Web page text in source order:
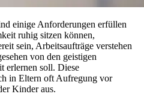
einige Anforderungen erfüllen
ruhig sitzen können,
sein, Arbeitsaufträge verstehen
von den geistigen
erlernen soll. Diese
in Eltern oft Aufregung vor
Kinder aus.